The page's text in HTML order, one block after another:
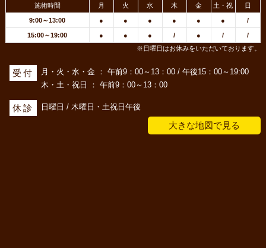
施術時間 月 火 水 木 金 土・祝 日
9:00～13:00 ● ● ● ● ● ● /
15:00～19:00 ● ● ● / ● /
/
※日曜日はお休みをいただいております。
受付
月・火・水・金 ： 午前9：00～13：00 / 午後15：00～19:00
木・土・祝日 ： 午前9：00～13：00
休診 日曜日 / 木曜日・土祝日午後
大きな地図で見る